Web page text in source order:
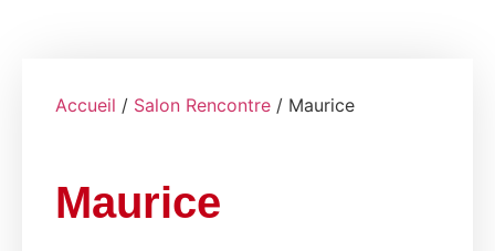
Accueil / Salon Rencontre / Maurice
Maurice